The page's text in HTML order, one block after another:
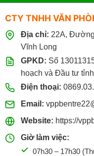
CTY TNHH VĂN
Địa chỉ: 22A,
Vĩnh Long
GPKD: Số
hoạch và Đầu tư
Điện thoại:
Email:
Website: https://
Giờ làm việc:
07h30 – 17h30